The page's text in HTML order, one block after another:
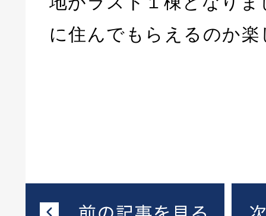
に住んでもらえるのか